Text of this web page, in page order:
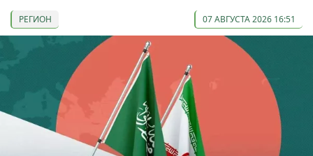
РЕГИОН 07 АВГУСТА 2026 16:51